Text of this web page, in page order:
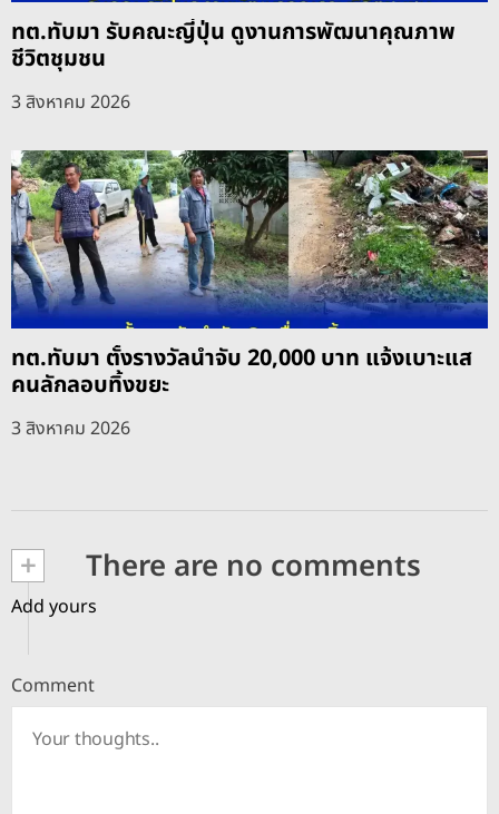
ทต.ทับมา รับคณะญี่ปุ่น ดูงานการพัฒนาคุณภาพ
ชีวิตชุมชน
3 สิงหาคม 2026
ทต.ทับมา ตั้งรางวัลนำจับ 20,000 บาท แจ้งเบาะแส
คนลักลอบทิ้งขยะ
3 สิงหาคม 2026
+ There are no comments
Add yours
Comment